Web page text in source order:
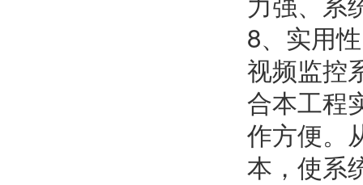
8、实用性
视频监控
合本工程
作方便。
本，使系